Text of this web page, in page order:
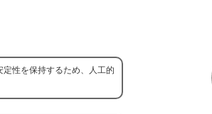
性を保持するため、人工的